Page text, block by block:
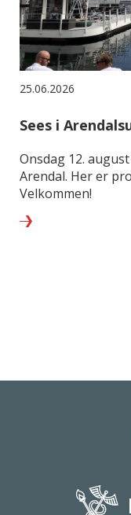
25.06.2026
Sees i
Onsdag 12.
Arendal. Her er
Velkommen!